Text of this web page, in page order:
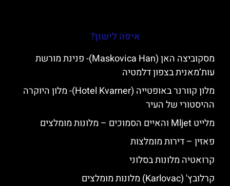
איפה לישון?
מסקוביצה האן (Maskovica Han)- פנינת מורשת
עות’מאנית בצפון דלמטיה
מלון קוורנר באופטייה (Hotel Kvarner)- מלון היוקרה
ההיסטורי של העיר
מלייט Mljet והאיים הסמוכים – מלונות מומלצים
פאזין – דירות מומלצות
קרואטיה מלונות בסלוני
קרלובץ' (Karlovac) מלונות מומלצים